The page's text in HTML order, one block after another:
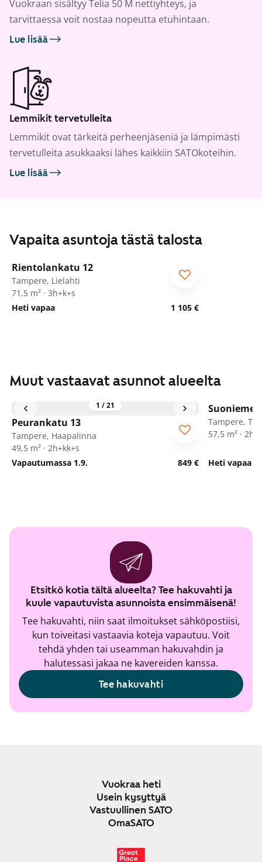
Vuokraan sisältyy Telia 50 M nettiyhteys, ja
tarvittaessa voit nostaa nopeutta etuhintaan.
Lue lisää
Lemmikit tervetulleita
Lemmikit ovat tärkeitä perheenjäseniä ja lämpimästi
tervetulleita asukkaaksi lähes kaikkiin SATOkoteihin.
Lue lisää
Vapaita asuntoja tästä talosta
/21
Rientolankatu 12
Tampere, Lielahti
71,5 m² · 3h+k+s
Heti vapaa
1 105 €
Muut vastaavat asunnot alueelta
1 /21
Peurankatu 13
Tampere, Haapalinna
49,5 m² · 2h+kk+s
Vapautumassa 1.9.
849 €
Tampere,
57,5 m² ·
Heti vapaa
Etsitkö kotia tältä alueelta? Tee hakuvahti ja
kuule vapautuvista asunnoista ensimmäisenä!
Tee hakuvahti, niin saat ilmoitukset sähköpostiisi,
kun toiveitasi vastaavia koteja vapautuu. Voit
tehdä yhden tai useamman hakuvahdin ja
halutessasi jakaa ne kavereiden kanssa.
Tee hakuvahti
Vuokraa heti
Usein kysyttyä
Vastuullinen SATO
OmaSATO